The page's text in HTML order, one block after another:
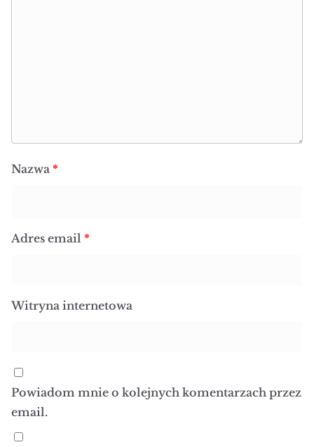
Nazwa *
Adres email *
Witryna internetowa
Powiadom mnie o kolejnych komentarzach przez
email.